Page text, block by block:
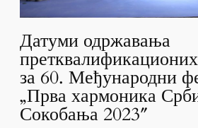
Датуми одржавања
за 60. Међународни
„Прва хармоника
Сокобања 2023″